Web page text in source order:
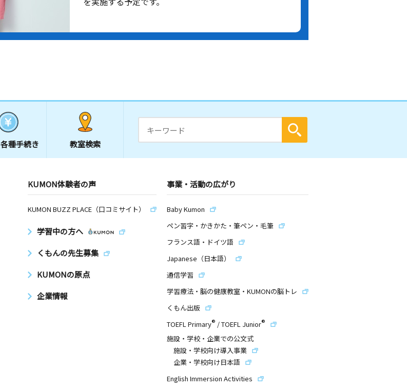
各種手続き 教室検索
KUMON体験者の声
KUMON BUZZ PLACE（口コミサイト）
学習中の方へ
くもんの先生募集
KUMONの原点
企業情報
事業・活動の広がり
Baby Kumon
ペン習字・かきかた・筆ペン・毛筆
フランス語・ドイツ語
Japanese（日本語）
通信学習
学習療法・脳の健康教室・KUMONの脳トレ
くもん出版
TOEFL Primary® /TOEFL Junior®
施設・学校・企業での公文式
施設・学校向け導入事業
企業・学校向け日本語
English Immersion Activities